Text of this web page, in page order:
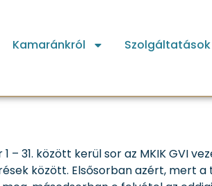
Kamaránkról Szolgáltatások
31. között kerül sor az MKIK GVI
között. Elsősorban azért, mert